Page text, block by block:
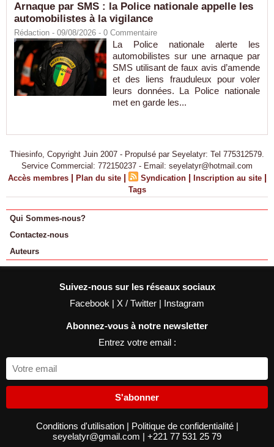
Arnaque par SMS : la Police nationale appelle les
automobilistes à la vigilance
Rédaction - 09/08/2026 - 0 Commentaire
La Police nationale alerte les
automobilistes sur une arnaque par
SMS utilisant de faux avis d’amende
et des liens frauduleux pour voler
leurs données. La Police nationale
met en garde les...
Thiesinfo, Copyright Juin 2007 - Propulsé par Seyelatyr: Tel 775312579.
Service Commercial: 772150237 - Email: seyelatyr@hotmail.com
Accès membres | Plan du site | Syndication | Inscription au site |
Tags
Qui Sommes-nous?
Contactez-nous
Auteurs
Suivez-nous sur les réseaux sociaux
Facebook | X / Twitter | Instagram
Abonnez-vous à notre newsletter
Entrez votre email :
S'abonner
Conditions d'utilisation | Politique de confidentialité |
seyelatyr@gmail.com | +221 77 531 25 79